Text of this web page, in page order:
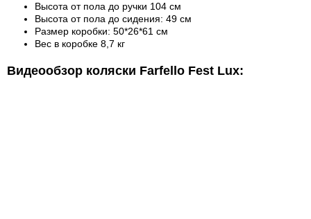
Высота от пола до ручки 104 см
Высота от пола до сидения: 49 см
Размер коробки: 50*26*61 см
Вес в коробке 8,7 кг
Видеообзор коляски Farfello Fest Lux: